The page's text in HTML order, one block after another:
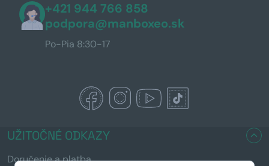
+421 944 766 858
podpora@manboxeo.sk
Po-Pia 8:30-17
UŽITOČNÉ ODKAZY
Doručenie a platba